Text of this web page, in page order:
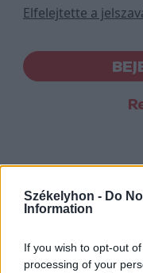
Székelyhon - Do
Information
If you wish to opt-out
processing of your
Elfelejtette a